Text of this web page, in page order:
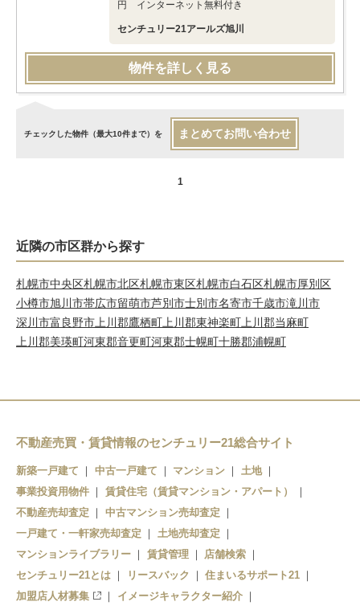
円 インターネット無料付き
センチュリー21アールズ旭川
物件を詳しく見る
チェックした物件（最大10件まで）を まとめてお問い合わせ
1
近隣の市区群から探す
札幌市中央区札幌市北区札幌市東区札幌市白石区札幌市厚別区
小樽市旭川市帯広市留萌市芦別市士別市名寄市千歳市滝川市
深川市富良野市 上川郡鷹栖町 上川郡東神楽町 上川郡当麻町
上川郡美瑛町河東郡音更町河東郡士幌町十勝郡浦幌町
不動産売買・賃貸情報のセンチュリー21総合サイト
新築一戸建て 中古一戸建て マンション
土地
事業投資用物件
賃貸住宅（賃貸マンション・アパート）
不動産売却査定
中古マンション売却査定
一戸建て・一軒家売却査定
土地売却査定
マンションライブラリー
賃貸管理
店舗検索
センチュリー21とは
リースバック
住まいるサポート21
加盟店人材募集
イメージキャラクター紹介